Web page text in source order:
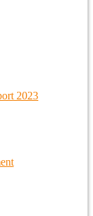
2023